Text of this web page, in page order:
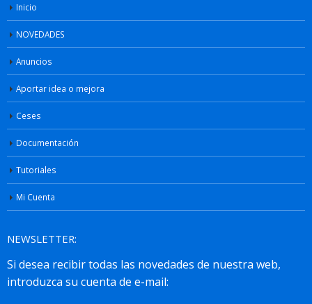
Inicio
NOVEDADES
Anuncios
Aportar idea o mejora
Ceses
Documentación
Tutoriales
Mi Cuenta
NEWSLETTER: